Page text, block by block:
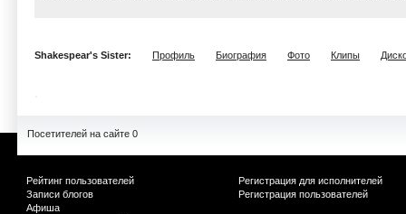
Shakespear's Sister: Профиль Биография Фото Клипы
Посетителей на сайте 0
Рейтинг пользователей
Записи блогов
Афиша
Регистрация для исполнителей
Регистрация пользователей